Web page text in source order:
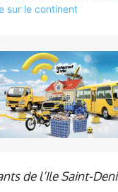
de l’Ile Saint-